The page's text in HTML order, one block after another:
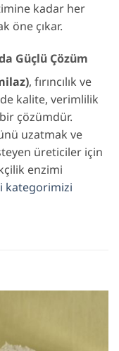
kadar her
öne çıkar.
Güçlü Çözüm
, fırıncılık ve
kalite, verimlilik
çözümdür.
uzatmak ve
üreticiler için
enzimi
kategorimizi